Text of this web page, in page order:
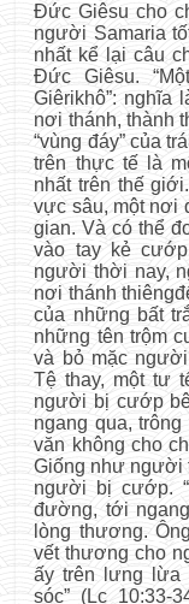
Đức Giêsu cho
người Samaria
nhất kể lại câu
Đức Giêsu.
Giêrikhô”:
nơi thánh, thành
“vùng đáy” của
trên thực tế là
nhất trên thế
vực sâu, một nơi
gian. Và có thể
vào tay kẻ
người thời nay,
nơi thánh thiêng
của những bất
những tên trộm
và bỏ mặc
Tệ thay, một tư
người bị cướp
ngang qua,
văn không cho
Giống như người
người bị cướp.
đường, tới
lòng thương.
vết thương cho
ấy trên lưng lừa
sóc” (Lc 10:33-